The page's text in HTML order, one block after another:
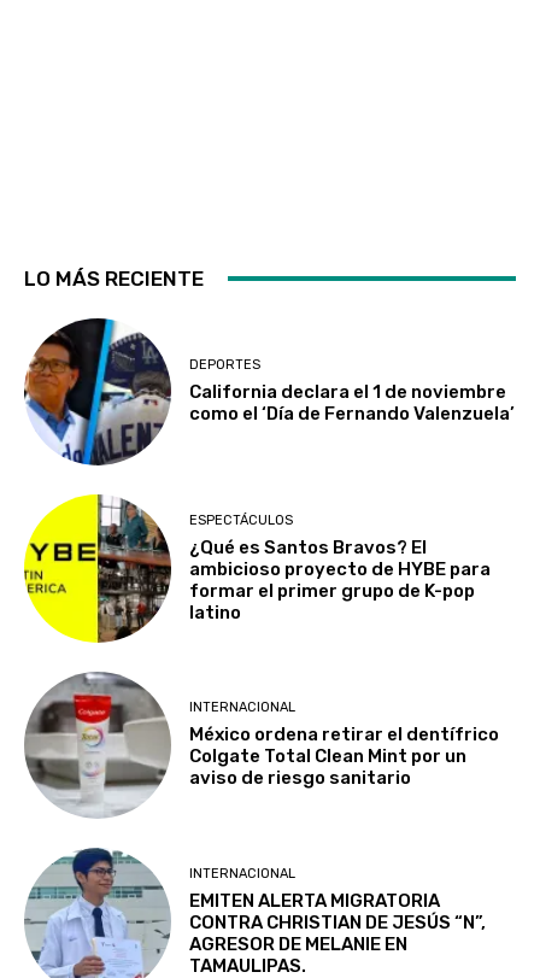
LO MÁS RECIENTE
DEPORTES
California declara el 1 de noviembre
como el ‘Día de Fernando Valenzuela’
ESPECTÁCULOS
¿Qué es Santos Bravos? El
ambicioso proyecto de HYBE para
formar el primer grupo de K-pop
latino
INTERNACIONAL
México ordena retirar el dentífrico
Colgate Total Clean Mint por un
aviso de riesgo sanitario
INTERNACIONAL
EMITEN ALERTA MIGRATORIA
CONTRA CHRISTIAN DE JESÚS “N”,
AGRESOR DE MELANIE EN
TAMAULIPAS.